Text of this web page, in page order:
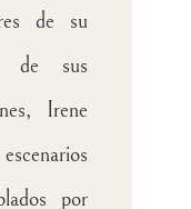
de su
de sus
Irene
por